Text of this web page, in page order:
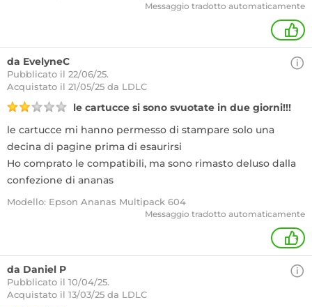
Messaggio tradotto automaticamente
+
da EvelyneC
Pubblicato il 22/06/25.
Acquistato il 21/05/25 da LDLC
le cartucce si sono svuotate in due giorni!!!
le cartucce mi hanno permesso di stampare solo una
decina di pagine prima di esaurirsi
Ho comprato le compatibili, ma sono rimasto deluso dalla
confezione di ananas
Modello: Epson Ananas Multipack 604
Messaggio tradotto automaticamente
+
da Daniel P
Pubblicato il 10/04/25.
Acquistato il 13/03/25 da LDLC